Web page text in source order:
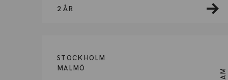
2 ÅR
STOCKHOLM
MALMÖ